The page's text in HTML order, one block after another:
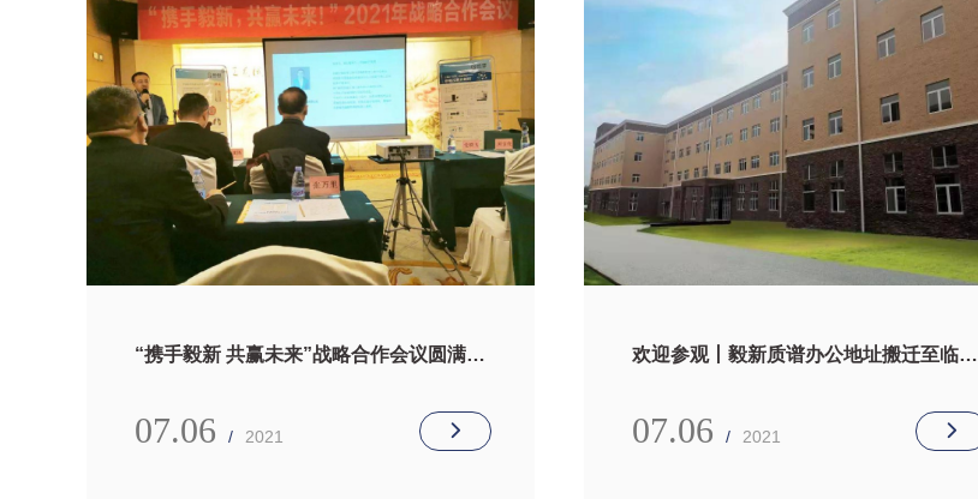
“携手毅新 共赢未来”战略合作会议圆满召
07.06 / 2021
欢迎参观丨毅新质谱办公地址搬迁至临床
07.06 / 2021